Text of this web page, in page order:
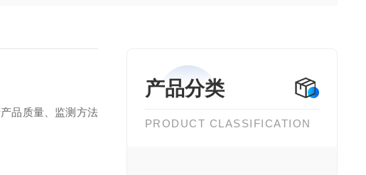
产品分类
PRODUCT CLASSIFICATION
品质量、监测方法